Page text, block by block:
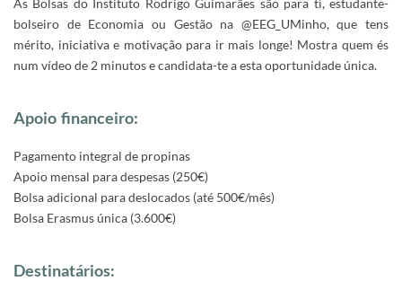
As Bolsas do Instituto Rodrigo Guimarães são para ti, estudante-
bolseiro de Economia ou Gestão na @EEG_UMinho, que tens
mérito, iniciativa e motivação para ir mais longe! Mostra quem és
num vídeo de 2 minutos e candidata-te a esta oportunidade única.
Apoio financeiro:
Pagamento integral de propinas
Apoio mensal para despesas (250€)
Bolsa adicional para deslocados (até 500€/mês)
Bolsa Erasmus única (3.600€)
Destinatários: